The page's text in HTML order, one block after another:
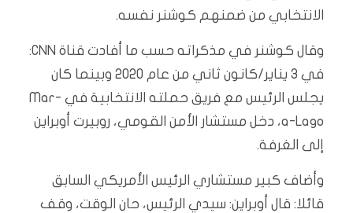
الانتخابي من ضمنهم كوشنر نفسه.
وقال كوشنر في مذكراته حسب ما أفادت قناة CNN:
في 3 يناير/كانون ثاني من عام 2020 وبينما كان
يجلس الرئيس مع فريق حملته الانتخابية في Mar-
a-Lago، دخل مستشار الأمن القومي، روبيرت أوبراين
إلى الغرفة.
وأضاف كبير مستشاري الرئيس الأمريكي السابق
قائلا: قال أوبراين: سيدي الرئيس، حان الوقت، وقف